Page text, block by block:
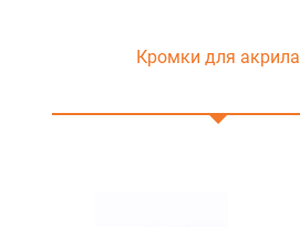
Кромки для акрила